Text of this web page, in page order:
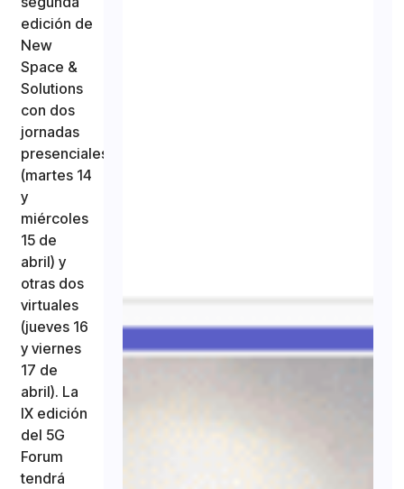
edición de
New
Space &
Solutions
con dos
jornadas
presenciales
(martes 14
y
miércoles
15 de
abril) y
otras dos
virtuales
(jueves 16
y viernes
17 de
abril). La
IX edición
del 5G
Forum
tendrá